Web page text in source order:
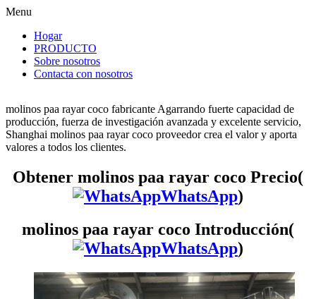
Menu
Hogar
PRODUCTO
Sobre nosotros
Contacta con nosotros
molinos paa rayar coco fabricante Agarrando fuerte capacidad de
producción, fuerza de investigación avanzada y excelente servicio,
Shanghai molinos paa rayar coco proveedor crea el valor y aporta
valores a todos los clientes.
Obtener molinos paa rayar coco Precio(
WhatsApp)
molinos paa rayar coco Introducción(
WhatsApp)